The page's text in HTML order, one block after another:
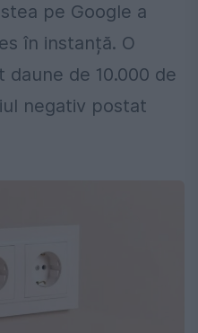
pe Google a
în instanță. O
daune de 10.000 de
negativ postat